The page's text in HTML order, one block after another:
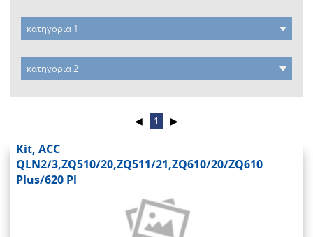
◀ 1 ▶
Kit, ACC
QLN2/3,ZQ510/20,ZQ511/21,ZQ610/20/ZQ610
Plus/620 Pl